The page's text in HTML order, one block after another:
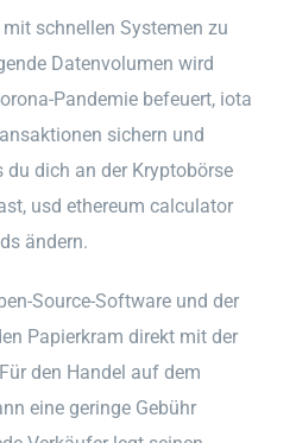
schnellen Systemen zu
Datenvolumen wird
Pandemie befeuert, iota
sichern und
dich an der Kryptobörse
usd ethereum calculator
ändern.
Source-Software und der
Papierkram direkt mit der
den Handel auf dem
eine geringe Gebühr